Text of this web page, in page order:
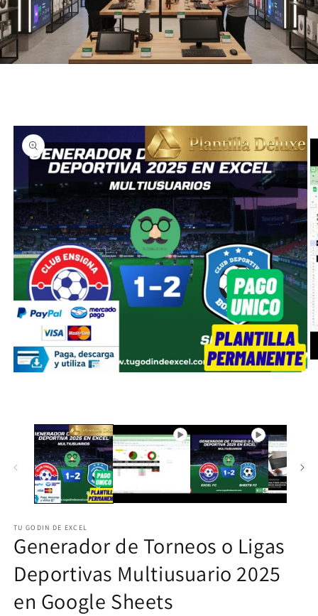
del producto
ventana
modal
TU GODIN DE EXCEL
Generador de Torneos o Ligas
Deportivas Multiusuario 2025
en Google Sheets